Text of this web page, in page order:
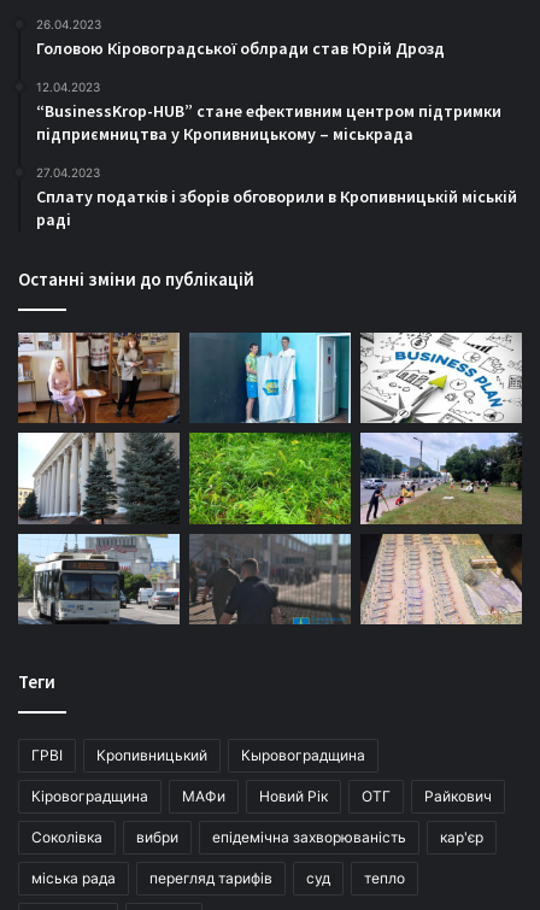
26.04.2023
Головою Кіровоградської облради став Юрій Дрозд
12.04.2023
“BusinessKrop-HUB” стане ефективним центром підтримки
підприємництва у Кропивницькому – міськрада
27.04.2023
Сплату податків і зборів обговорили в Кропивницькій міській
раді
Останні зміни до публікацій
Теги
ГРВІ Кропивницький Кыровоградщина
Кіровоградщина МАФи Новий Рік ОТГ Райкович
Соколівка вибри епідемічна захворюваність кар'єр
міська рада перегляд тарифів суд тепло